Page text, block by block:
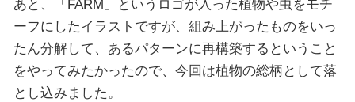
あと、「FARM」というロゴが入った植物や虫をモチ
ーフにしたイラストですが、組み上がったものをいっ
たん分解して、あるパターンに再構築するということ
をやってみたかったので、今回は植物の総柄として落
とし込みました。